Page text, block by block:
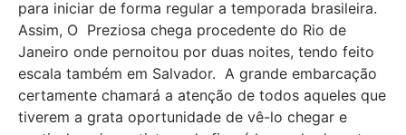
para iniciar de forma regular a temporada brasileira.
Assim, O Preziosa chega procedente do Rio de
Janeiro onde pernoitou por duas noites, tendo feito
escala também em Salvador. A grande embarcação
certamente chamará a atenção de todos aqueles que
tiverem a grata oportunidade de vê-lo chegar e